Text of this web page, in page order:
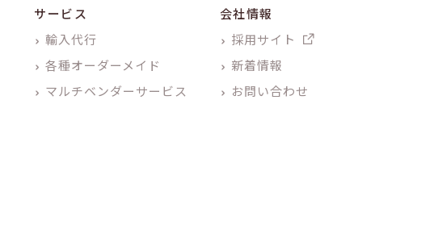
サービス
輸入代行
各種オーダーメイド
マルチベンダーサービス
会社情報
採用サイト
新着情報
お問い合わせ